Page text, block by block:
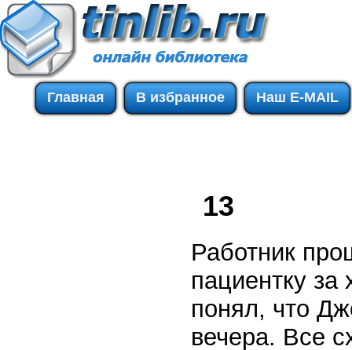
Главная В избранное Наш E-MAIL
13
Работник
пациентку за
понял, что
вечера. Все